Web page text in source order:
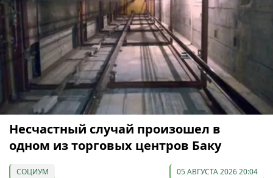
Несчастный случай произошел в
одном из торговых центров Баку
СОЦИУМ 05 АВГУСТА 2026 20:04